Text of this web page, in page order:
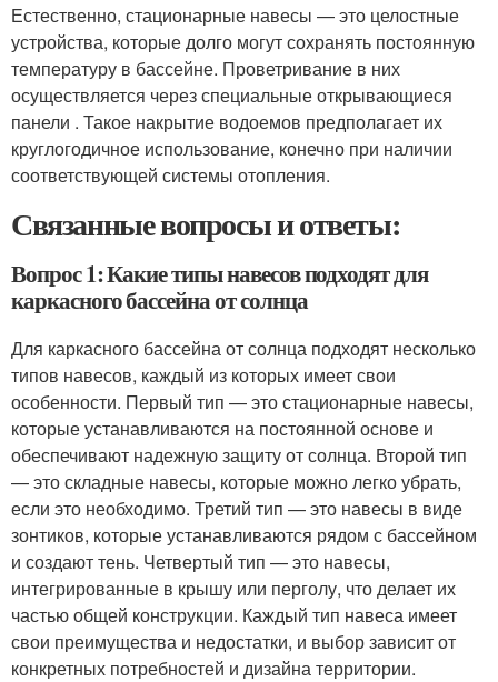
Естественно, стационарные навесы — это целостные
устройства, которые долго могут сохранять постоянную
температуру в бассейне. Проветривание в них
осуществляется через специальные открывающиеся
панели . Такое накрытие водоемов предполагает их
круглогодичное использование, конечно при наличии
соответствующей системы отопления.
Связанные вопросы и ответы:
Вопрос 1: Какие типы навесов подходят для
каркасного бассейна от солнца
Для каркасного бассейна от солнца подходят несколько
типов навесов, каждый из которых имеет свои
особенности. Первый тип — это стационарные навесы,
которые устанавливаются на постоянной основе и
обеспечивают надежную защиту от солнца. Второй тип
— это складные навесы, которые можно легко убрать,
если это необходимо. Третий тип — это навесы в виде
зонтиков, которые устанавливаются рядом с бассейном
и создают тень. Четвертый тип — это навесы,
интегрированные в крышу или перголу, что делает их
частью общей конструкции. Каждый тип навеса имеет
свои преимущества и недостатки, и выбор зависит от
конкретных потребностей и дизайна территории.